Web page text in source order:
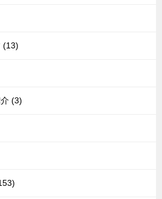
(13)
(3)